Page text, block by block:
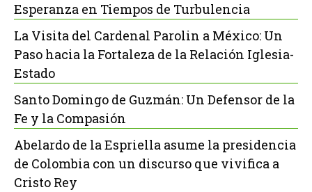
Esperanza en Tiempos de Turbulencia
La Visita del Cardenal Parolin a México: Un
Paso hacia la Fortaleza de la Relación Iglesia-
Estado
Santo Domingo de Guzmán: Un Defensor de la
Fe y la Compasión
Abelardo de la Espriella asume la presidencia
de Colombia con un discurso que vivifica a
Cristo Rey